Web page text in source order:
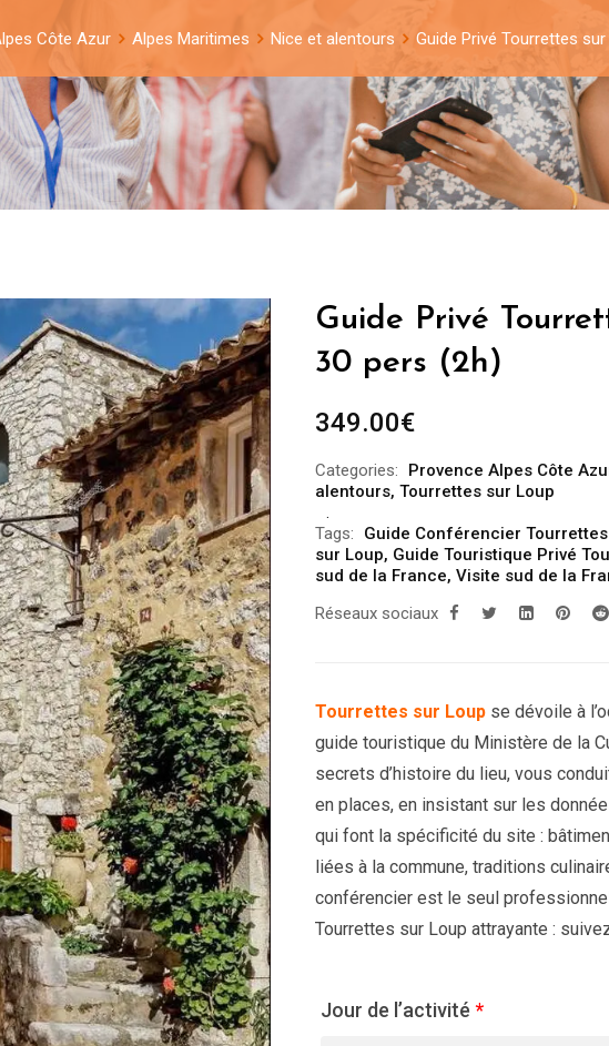
Côte Azur Alpes Maritimes Nice et alentours Guide Privé Tourrettes
Guide Privé
30 pers (2h)
349.00€
Categories: Provence Alpes Côte
alentours, Tourrettes sur Loup
Tags: Guide Conférencier
sur Loup, Guide Touristique Privé
sud de la France, Visite sud de la
Réseaux sociaux
Tourrettes sur Loup se dévoile à
guide touristique du Ministère de la
secrets d’histoire du lieu, vous
en places, en insistant sur les
qui font la spécificité du site :
liées à la commune, traditions
conférencier est le seul
Tourrettes sur Loup attrayante :
Jour de l’activité *